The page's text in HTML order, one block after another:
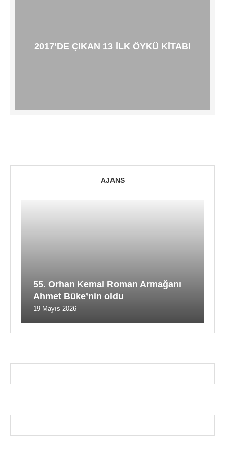
2017’DE ÇIKAN 13 ILK ÖYKÜ KITABI
AJANS
55. Orhan Kemal Roman Armağanı
Ahmet Büke’nin oldu
19 Mayıs 2026